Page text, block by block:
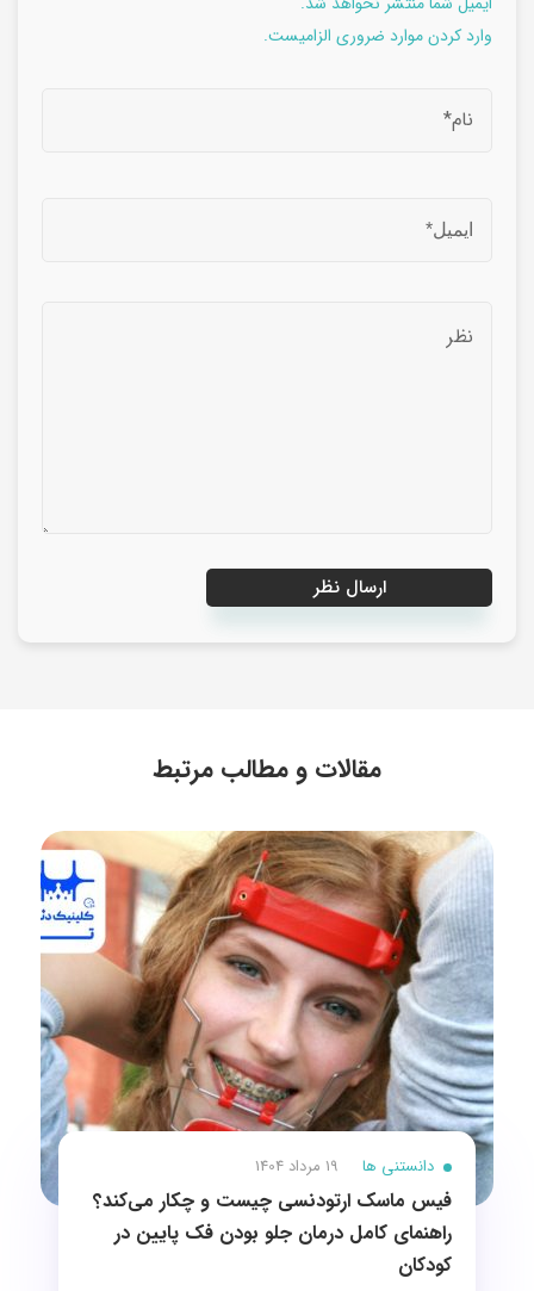
وارد کردن موارد ضروری الزامیست.
مقالات و مطالب مرتبط
دانستنی ها 19 مرداد 1404
فیس ماسک ارتودنسی چیست و چکار می‌کند؟
راهنمای کامل درمان جلو بودن فک پایین در
کودکان